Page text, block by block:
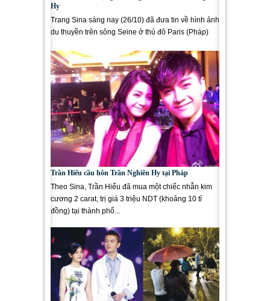
Hy
Trang Sina sáng nay (26/10) đã đưa tin về hình ảnh
du thuyền trên sông Seine ở thủ đô Paris (Pháp)
Trần Hiểu cầu hôn Trần Nghiên Hy tại Pháp
Theo Sina, Trần Hiểu đã mua một chiếc nhẫn kim
cương 2 carat, trị giá 3 triệu NDT (khoảng 10 tỉ
đồng) tại thành phố...